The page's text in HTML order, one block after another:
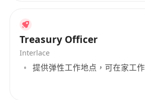
Treasury Officer
Interlace
提供弹性工作地点，可在家工作